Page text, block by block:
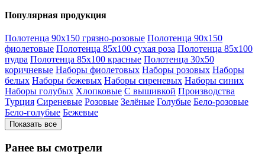
Популярная продукция
Полотенца 90х150 грязно-розовые Полотенца 90х150
фиолетовые Полотенца 85х100 сухая роза Полотенца 85х100
пудра Полотенца 85х100 красные Полотенца 30х50
коричневые Наборы фиолетовых Наборы розовых Наборы
белых Наборы бежевых Наборы сиреневых Наборы синих
Наборы голубых Хлопковые С вышивкой Производства
Турция Сиреневые Розовые Зелёные Голубые Бело-розовые
Бело-голубые Бежевые
Показать все
Ранее вы смотрели